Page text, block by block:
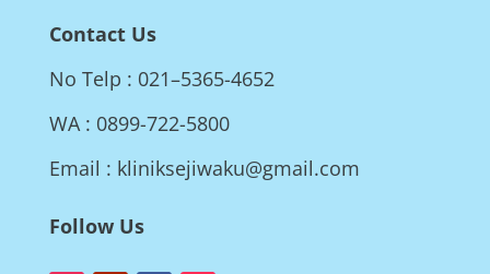
Contact Us
No Telp : 021–5365-4652
WA : 0899-722-5800
Email : kliniksejiwaku@gmail.com
Follow Us